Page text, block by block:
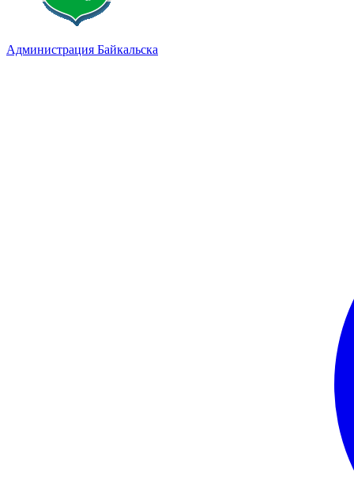
Администрация Байкальска